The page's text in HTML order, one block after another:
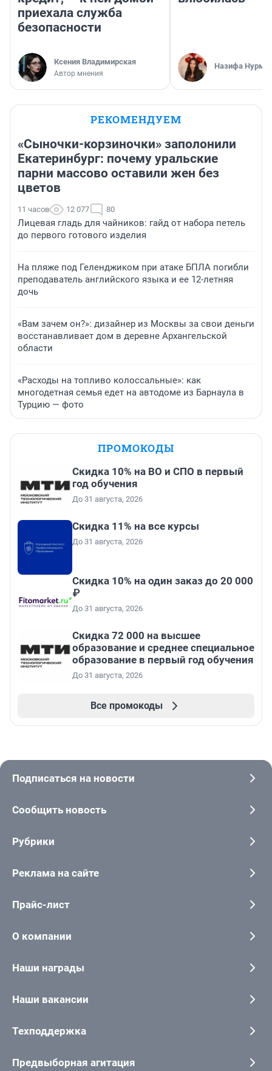
приехала служба
безопасности
Ксения Владимирская
Автор мнения
Назифа
РЕКОМЕНДУЕМ
«Сыночки-корзиночки» заполонили
Екатеринбург: почему уральские
парни массово оставили жен без
цветов
11 часов 12 077 80
Лицевая гладь для чайников: гайд от набора петель
до первого готового изделия
На пляже под Геленджиком при атаке БПЛА погибли
преподаватель английского языка и ее 12-летняя
дочь
«Вам зачем он?»: дизайнер из Москвы за свои деньги
восстанавливает дом в деревне Архангельской
области
«Расходы на топливо колоссальные»: как
многодетная семья едет на автодоме из Барнаула в
Турцию — фото
ПРОМОКОДЫ
Скидка 10% на ВО и СПО в первый
год обучения
До 31 августа, 2026
Скидка 11% на все курсы
До 31 августа, 2026
Скидка 10% на один заказ до 20 000
₽
До 31 августа, 2026
Скидка 72 000 на высшее
образование и среднее специальное
образование в первый год обучения
До 31 августа, 2026
Все промокоды
Подписаться на новости
Сообщить новость
Рубрики
Реклама на сайте
Прайс-лист
О компании
Наши награды
Наши вакансии
Техподдержка
Предвыборная агитация